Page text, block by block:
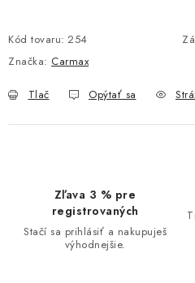
Kód tovaru: 254
Značka: Carmax
Tlač Opýtať sa
Zľava 3 % pre
registrovaných
Stačí sa prihlásiť a nakupuješ
výhodnejšie.